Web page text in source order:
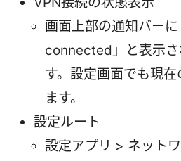
画面上部の通知バー
connected」と表示
す。設定画面でも現
ます。
設定ルート
設定アプリ > ネット